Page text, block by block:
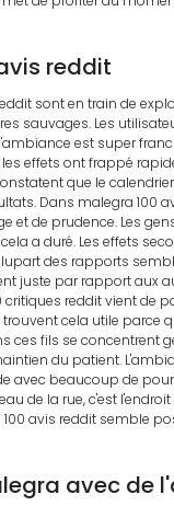
reddit
sont en train de
sauvages. Les
est super
effets ont frappé
que le
Dans malegra 100
et de prudence. Les
a duré. Les effets
des rapports
juste par rapport aux
reddit vient de
cela utile parce
ces fils se concentrent
du patient.
avec beaucoup de
de la rue, c'est l'endroit
avis reddit semble
avec de